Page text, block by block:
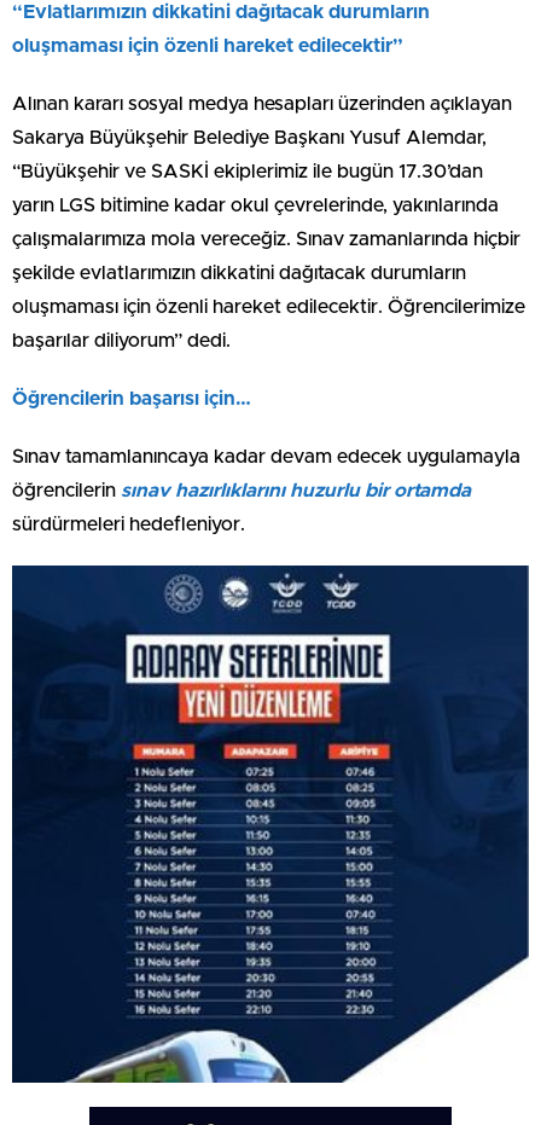
“Evlatlarımızın dikkatini dağıtacak durumların
oluşmaması için özenli hareket edilecektir”
Alınan kararı sosyal medya hesapları üzerinden açıklayan
Sakarya Büyükşehir Belediye Başkanı Yusuf Alemdar,
“Büyükşehir ve SASKİ ekiplerimiz ile bugün 17.30’dan
yarın LGS bitimine kadar okul çevrelerinde, yakınlarında
çalışmalarımıza mola vereceğiz. Sınav zamanlarında hiçbir
şekilde evlatlarımızın dikkatini dağıtacak durumların
oluşmaması için özenli hareket edilecektir. Öğrencilerimize
başarılar diliyorum” dedi.
Öğrencilerin başarısı için…
Sınav tamamlanıncaya kadar devam edecek uygulamayla
öğrencilerin sınav hazırlıklarını huzurlu bir ortamda
sürdürmeleri hedefleniyor.